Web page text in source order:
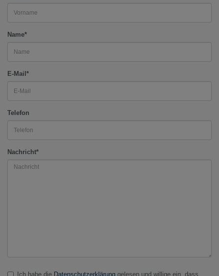
Name*
E-Mail*
Telefon
Nachricht*
Ich habe die Datenschutzerklärung gelesen und willige ein, dass